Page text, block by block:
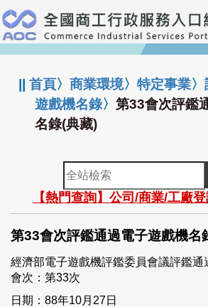
跳
到
主
要
:::
||首頁〉商業環境〉特定事業〉
遊戲機名錄〉第33會次評鑑
名錄(典藏)
全
站
檢
索
【熱門查詢】公司/商業/工廠
第33會次評鑑通過電子遊戲機名
經濟部電子遊戲機評鑑委員會議評鑑通
會次：第33次
日期：88年10月27日